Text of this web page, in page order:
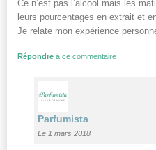
Ce n’est pas l’alcool mais les
leurs pourcentages en extrait et
Je relate mon expérience
Répondre à ce commentaire
Parfumista
Le 1 mars 2018